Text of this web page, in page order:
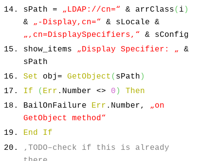
sPath = „LDAP://cn=“ & arrClass( i )
& „-Display,cn=“
& sLocale &
„,cn=DisplaySpecifiers,“
& sConfig
show_items „Display Specifier: „
&
sPath
Set
obj=GetObject ( sPath )
If
( Err . Number <> 0 )
Then
BailOnFailure Err . Number, „on
GetObject method“
End
If
‚TODO–check if this is already